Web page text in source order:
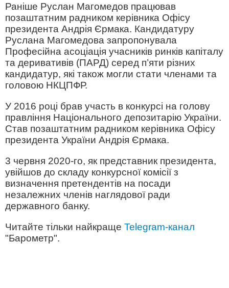
Раніше Руслан Магомедов працював
позаштатним радником керівника Офісу
президента Андрія Єрмака. Кандидатуру
Руслана Магомедова запропонувала
Професійна асоціація учасників ринків капіталу
та деривативів (ПАРД) серед п’яти різних
кандидатур, які також могли стати членами та
головою НКЦПФР.
У 2016 році брав участь в конкурсі на голову
правління Національного депозитарію України.
Став позаштатним радником керівника Офісу
президента України Андрія Єрмака.
3 червня 2020-го, як представник президента,
увійшов до складу конкурсної комісії з
визначення претендентів на посади
незалежних членів наглядової ради
державного банку.
Читайте тільки найкраще Telegram-канал
"Барометр".